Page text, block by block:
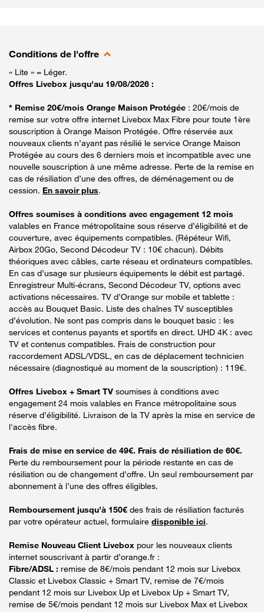
Conditions de l'offre
« Lite » = Léger.
Offres Livebox jusqu'au 19/08/2026 :
* Remise 20€/mois Orange Maison Protégée : 20€/mois de
remise sur votre offre internet Livebox Max Fibre pour toute 1ère
souscription à Orange Maison Protégée. Offre réservée aux
nouveaux clients n’ayant pas résilié le service Orange Maison
Protégée au cours des 6 derniers mois et incompatible avec une
nouvelle souscription à une même adresse. Perte de la remise en
cas de résiliation d’une des offres, de déménagement ou de
cession. En savoir plus.
Offres soumises à conditions avec engagement 12 mois
valables en France métropolitaine sous réserve d’éligibilité et de
couverture, avec équipements compatibles. (Répéteur Wifi,
Airbox 20Go, Second Décodeur TV : 10€ chacun). Débits
théoriques avec câbles, carte réseau et ordinateurs compatibles.
En cas d’usage sur plusieurs équipements le débit est partagé.
Enregistreur Multi-écrans, Second Décodeur TV, options avec
activations nécessaires. TV d’Orange sur mobile et tablette :
accès au Bouquet Basic. Liste des chaînes TV susceptibles
d’évolution. Ne sont pas compris dans le bouquet basic : les
services et contenus payants et sportifs en direct. UHD 4K : avec
TV et contenus compatibles. Frais de construction pour
raccordement ADSL/VDSL, en cas de déplacement technicien
nécessaire (diagnostiqué au moment de la souscription) : 119€.
Offres Livebox + Smart TV soumises à conditions avec
engagement 24 mois valables en France métropolitaine sous
réserve d’éligibilité. Livraison de la TV après la mise en service de
l'accès fibre.
Frais de mise en service de 49€. Frais de résiliation de 60€.
Perte du remboursement pour la période restante en cas de
résiliation ou de changement d'offre. Un seul remboursement par
abonnement à l’une des offres éligibles.
Remboursement jusqu’à 150€ des frais de résiliation facturés
par votre opérateur actuel, formulaire disponible ici.
Remise Nouveau Client Livebox pour les nouveaux clients
internet souscrivant à partir d’orange.fr :
Fibre/ADSL : remise de 8€/mois pendant 12 mois sur Livebox
Classic et Livebox Classic + Smart TV, remise de 7€/mois
pendant 12 mois sur Livebox Up et Livebox Up + Smart TV,
remise de 5€/mois pendant 12 mois sur Livebox Max et Livebox